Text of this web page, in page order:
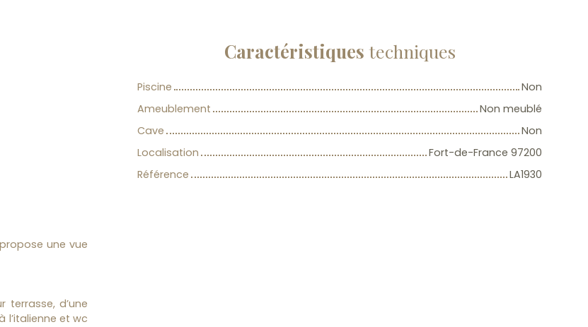
une vue
terrasse, d’une
l’italienne et wc
Caractéristiques techniques
Piscine
Non
Ameublement
Non meublé
Cave
Non
Localisation
Fort-de-France 97200
Référence
LA1930